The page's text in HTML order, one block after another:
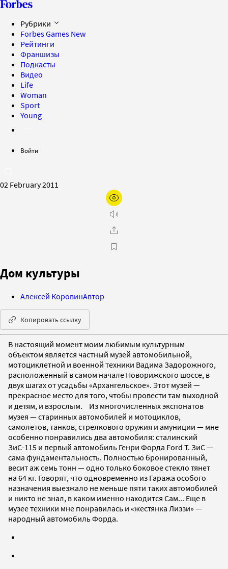
Рубрики
Forbes Games New
Рейтинги
Франшизы
Подкасты
Видео
Life
Woman
Sport
Young
Войти
02 February 2011
Дом культуры
Алексей КоровинАвтор
Копировать ссылку
В настоящий момент моим любимым культурным
объектом является частный музей автомобильной,
мотоциклетной и военной техники Вадима Задорожного,
расположенный в самом начале Новорижского шоссе, в
двух шагах от усадьбы «Архангельское». Этот музей —
прекрасное место для того, чтобы провести там выходной
и детям, и взрослым. Из многочисленных экспонатов
музея — старинных автомобилей и мотоциклов,
самолетов, танков, стрелкового оружия и амуниции — мне
особенно понравились два автомобиля: сталинский
ЗиС-115 и первый автомобиль Генри Форда Ford T. ЗиС —
сама фундаментальность. Полностью бронированный,
весит аж семь тонн — одно только боковое стекло тянет
на 64 кг. Говорят, что одновременно из Гаража особого
назначения выезжало не меньше пяти таких автомобилей
и никто не знал, в каком именно находится Сам... Еще в
музее техники мне понравилась и «жестянка Лиззи» —
народный автомобиль Форда.